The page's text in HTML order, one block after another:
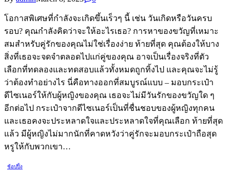
โอกาสพิเศษที่กำลังจะเกิดขึ้นเร็วๆ นี้ เช่น วันเกิดหรือวันครบ
รอบ? คุณกำลังคิดว่าจะให้อะไรเธอ? การหาของขวัญที่เหมาะ
สมสำหรับคู่รักของคุณไม่ใช่เรื่องง่าย ท้ายที่สุด คุณต้องให้บาง
สิ่งที่เธอจะจดจำตลอดไปแก่คู่ของคุณ อาจเป็นเรื่องจริงที่ตัว
เลือกที่ทดลองและทดสอบแล้วทั้งหมดถูกทิ้งไป และคุณจะไม่รู้
ว่าต้องทำอย่างไร นี่คือทางออกที่สมบูรณ์แบบ – มอบกระเป๋า
ดีไซเนอร์ให้กับผู้หญิงของคุณ เธอจะไม่มีวันรักของขวัญใด ๆ
อีกต่อไป กระเป๋าจากดีไซเนอร์เป็นที่ชื่นชอบของผู้หญิงทุกคน
และเธอคงจะประหลาดใจและประหลาดใจที่คุณเลือก ท้ายที่สุด
แล้ว มีผู้หญิงไม่มากนักที่คาดหวังว่าคู่รักจะมอบกระเป๋าถือสุด
หรูให้กับพวกเขา…
ช้อปปิ้ง